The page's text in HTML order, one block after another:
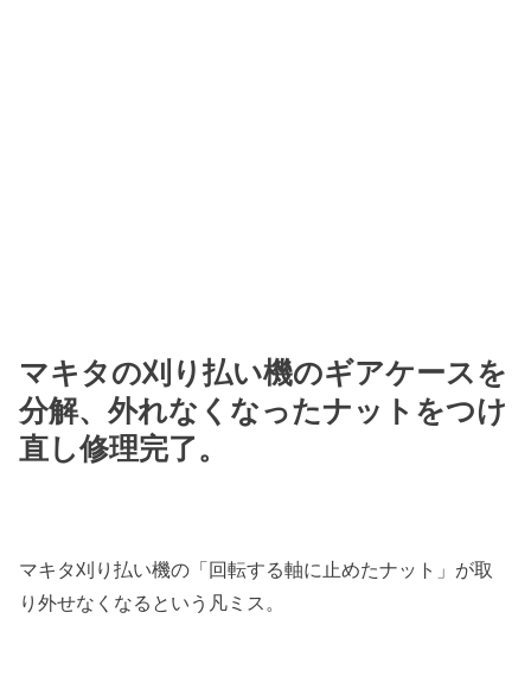
マキタの刈り払い機のギアケースを
分解、外れなくなったナットをつけ
直し修理完了。
マキタ刈り払い機の「回転する軸に止めたナット」が取
り外せなくなるという凡ミス。